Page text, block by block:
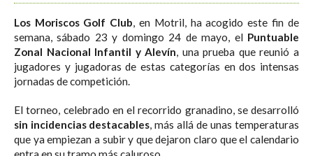
Los Moriscos Golf Club, en Motril, ha acogido este fin de
semana, sábado 23 y domingo 24 de mayo, el Puntuable
Zonal Nacional Infantil y Alevín, una prueba que reunió a
jugadores y jugadoras de estas categorías en dos intensas
jornadas de competición.
El torneo, celebrado en el recorrido granadino, se desarrolló
sin incidencias destacables, más allá de unas temperaturas
que ya empiezan a subir y que dejaron claro que el calendario